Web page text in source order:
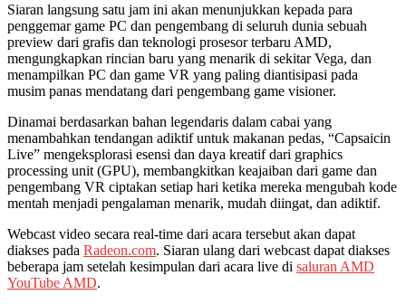
Siaran langsung satu jam ini akan menunjukkan kepada para
penggemar game PC dan pengembang di seluruh dunia sebuah
preview dari grafis dan teknologi prosesor terbaru AMD,
mengungkapkan rincian baru yang menarik di sekitar Vega, dan
menampilkan PC dan game VR yang paling diantisipasi pada
musim panas mendatang dari pengembang game visioner.
Dinamai berdasarkan bahan legendaris dalam cabai yang
menambahkan tendangan adiktif untuk makanan pedas, “Capsaicin
Live” mengeksplorasi esensi dan daya kreatif dari graphics
processing unit (GPU), membangkitkan keajaiban dari game dan
pengembang VR ciptakan setiap hari ketika mereka mengubah kode
mentah menjadi pengalaman menarik, mudah diingat, dan adiktif.
Webcast video secara real-time dari acara tersebut akan dapat
diakses pada Radeon.com. Siaran ulang dari webcast dapat diakses
beberapa jam setelah kesimpulan dari acara live di saluran AMD
YouTube AMD.